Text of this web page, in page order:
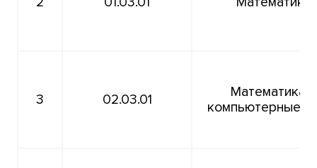
3 02.03.01
Математика и
компьютерные